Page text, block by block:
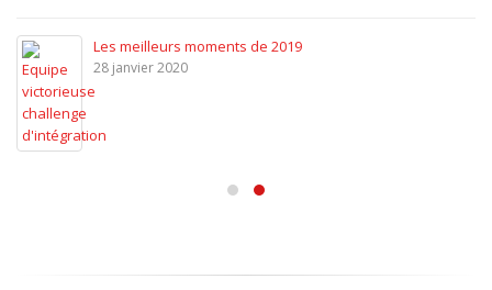
Les meilleurs moments de 2019
28 janvier 2020